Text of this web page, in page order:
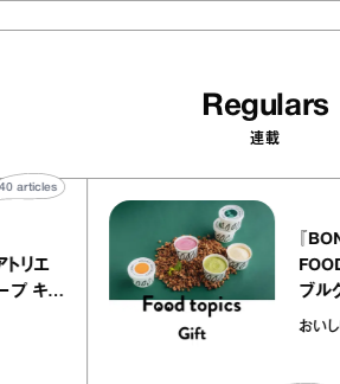
Regulars
連載
ー アトリエ
クレープ キャ
40articles